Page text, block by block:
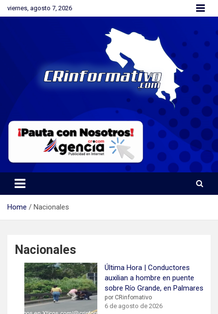
Skip
to
viernes, agosto 7, 2026
CRinformativo.com
Orgullosamente Orotinense
Home Nacionales
Nacionales
Última Hora | Conductores
auxilian a hombre en puente
sobre Río Grande, en Palmares
por CRinfomativo
6 de agosto de 2026